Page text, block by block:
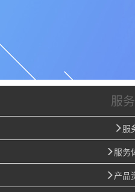
服
服
服务
产品